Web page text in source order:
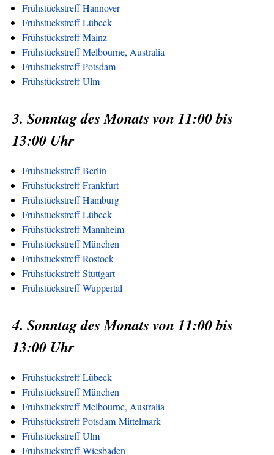
Frühstückstreff Hannover
Frühstückstreff Lübeck
Frühstückstreff Mainz
Frühstückstreff Melbourne, Australia
Frühstückstreff Potsdam
Frühstückstreff Ulm
3. Sonntag des Monats von 11:00 bis
13:00 Uhr
Frühstückstreff Berlin
Frühstückstreff Frankfurt
Frühstückstreff Hamburg
Frühstückstreff Lübeck
Frühstückstreff Mannheim
Frühstückstreff München
Frühstückstreff Rostock
Frühstückstreff Stuttgart
Frühstückstreff Wuppertal
4. Sonntag des Monats von 11:00 bis
13:00 Uhr
Frühstückstreff Lübeck
Frühstückstreff München
Frühstückstreff Melbourne, Australia
Frühstückstreff Potsdam-Mittelmark
Frühstückstreff Ulm
Frühstückstreff Wiesbaden